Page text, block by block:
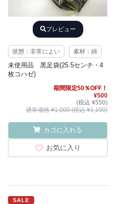
プレビュー
状態：非常によい 素材：綿
未使用品 黒足袋(25.5センチ・4
枚コハゼ)
期間限定50％OFF！
¥500
(税込 ¥550)
通常価格 ¥1,000 (税込 ¥1,100)
カゴに入れる
お気に入り
SALE